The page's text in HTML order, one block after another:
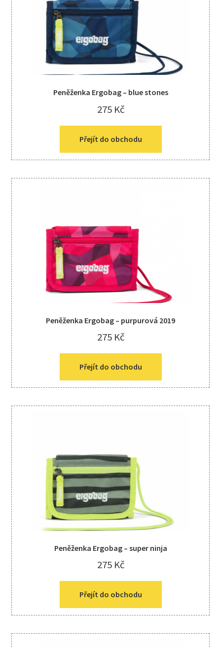
Peněženka Ergobag – blue stones
275 Kč
Přejít do obchodu
Peněženka Ergobag – purpurová 2019
275 Kč
Přejít do obchodu
Peněženka Ergobag – super ninja
275 Kč
Přejít do obchodu